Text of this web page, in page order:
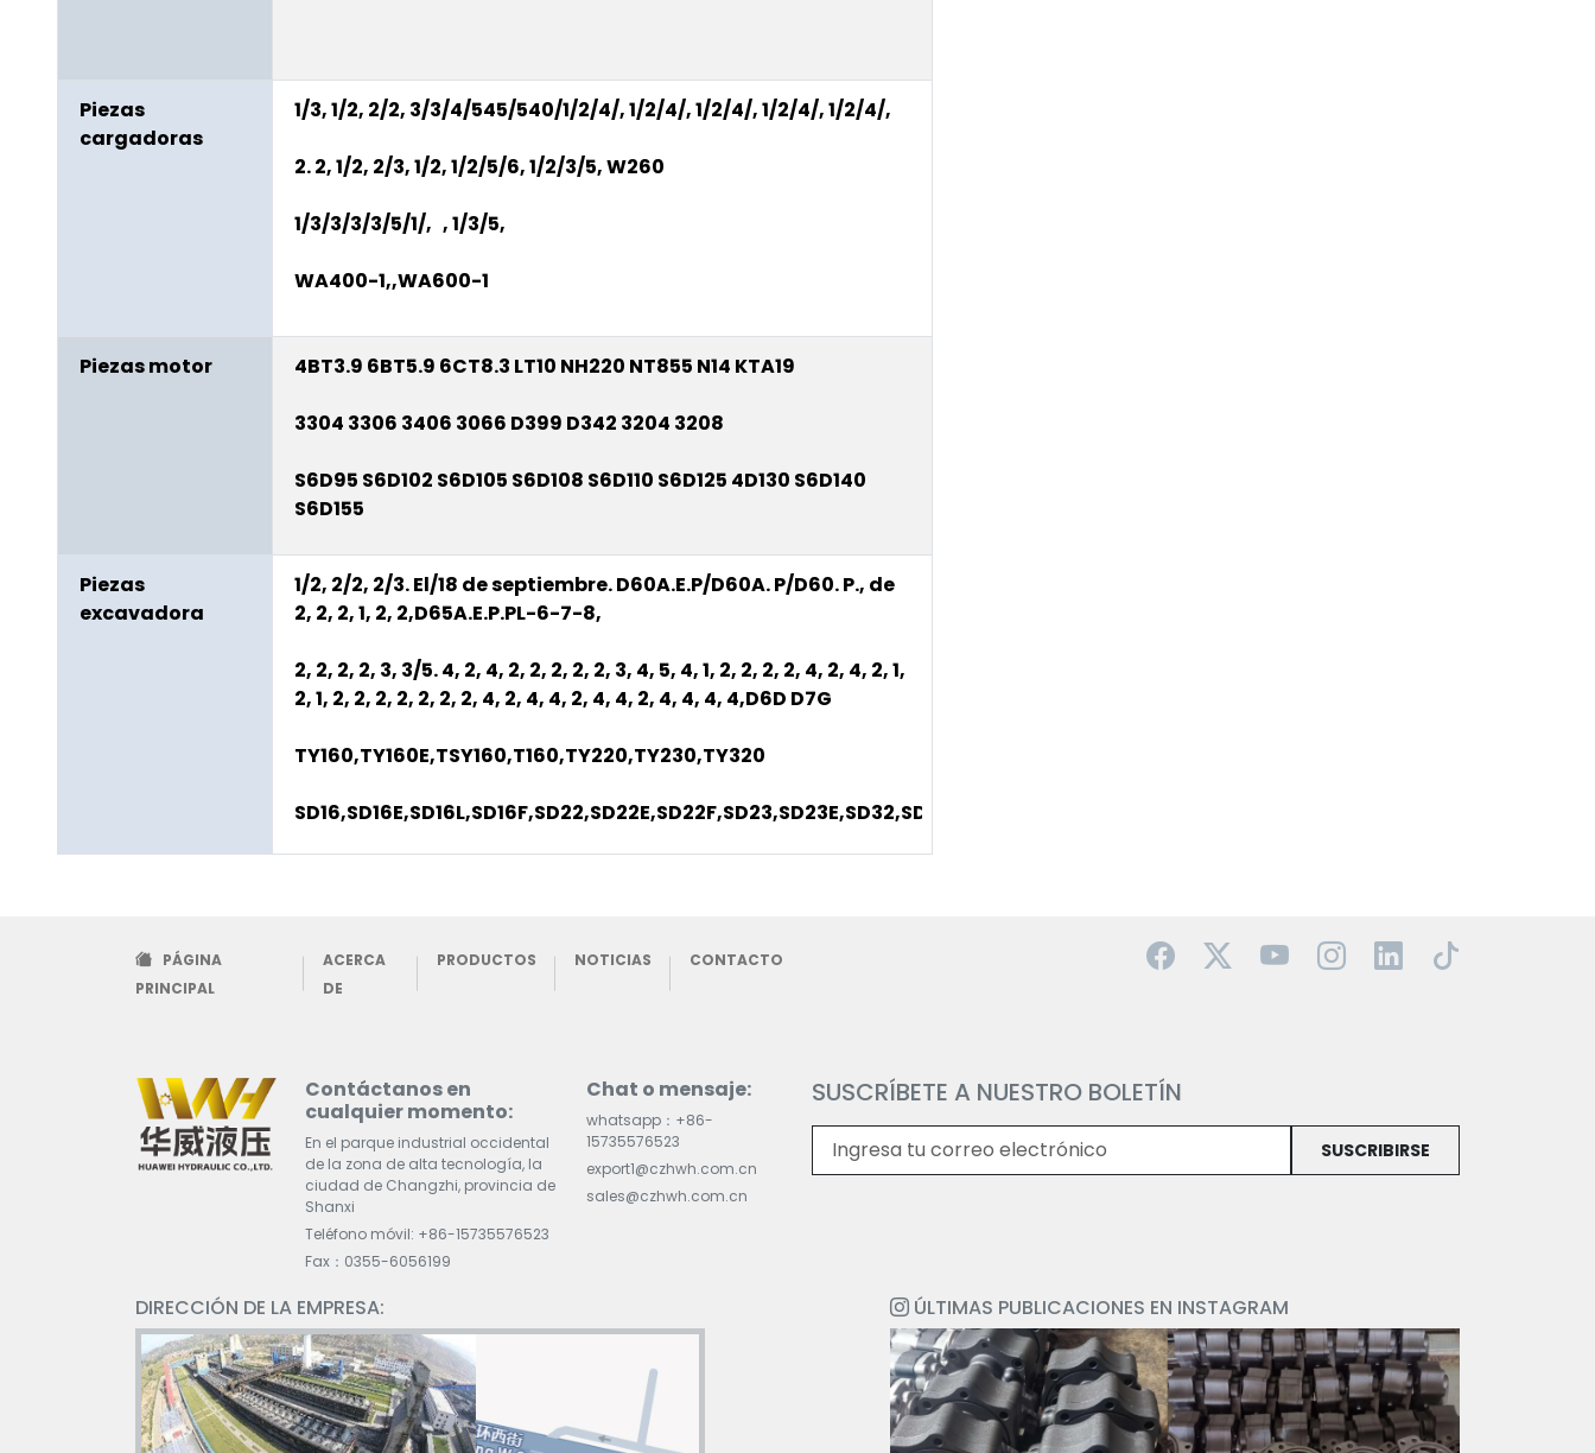
Piezas
cargadoras
1/3, 1/2, 2/2, 3/3/4/545/540/1/2/4/, 1/2/4/, 1/2/4/, 1/2/4/, 1/2/4/,
2. 2, 1/2, 2/3, 1/2, 1/2/5/6, 1/2/3/5, W260
1/3/3/3/3/5/1/, , 1/3/5,
WA400-1,,WA600-1
Piezas motor 4BT3.9 6BT5.9 6CT8.3 LT10 NH220 NT855 N14 KTA19
3304 3306 3406 3066 D399 D342 3204 3208
S6D95 S6D102 S6D105 S6D108 S6D110 S6D125 4D130 S6D140
S6D155
Piezas
excavadora
1/2, 2/2, 2/3. El/18 de septiembre. D60A.E.P/D60A. P/D60. P., de
2, 2, 2, 1, 2, 2,D65A.E.P.PL-6-7-8,
2, 2, 2, 2, 3, 3/5. 4, 2, 4, 2, 2, 2, 2, 2, 3, 4, 5, 4, 1, 2, 2, 2, 2, 4, 2, 4, 2, 1,
2, 1, 2, 2, 2, 2, 2, 2, 2, 4, 2, 4, 4, 2, 4, 4, 2, 4, 4, 4, 4,D6D D7G
TY160,TY160E,TSY160,T160,TY220,TY230,TY320
SD16,SD16E,SD16L,SD16F,SD22,SD22E,SD22F,SD23,SD23E,SD32,SD32F,SD32G
PÁGINA
PRINCIPAL
ACERCA
DE
PRODUCTOS NOTICIAS CONTACTO
Contáctanos en
cualquier momento:
En el parque industrial occidental
de la zona de alta tecnología, la
ciudad de Changzhi, provincia de
Shanxi
Teléfono móvil: +86-15735576523
Fax：0355-6056199
Chat o mensaje:
whatsapp：+86-
15735576523
export1@czhwh.com.cn
sales@czhwh.com.cn
SUSCRÍBETE A NUESTRO BOLETÍN
SUSCRIBIRSE
DIRECCIÓN DE LA EMPRESA: ÚLTIMAS PUBLICACIONES EN INSTAGRAM